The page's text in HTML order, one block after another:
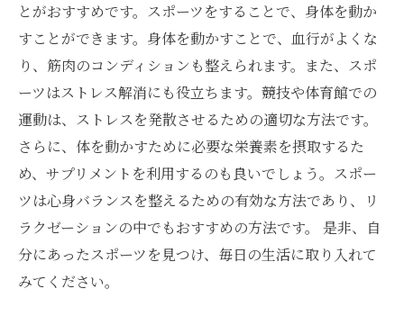
とがおすすめです。スポーツをすることで、身体を動か
すことができます。身体を動かすことで、血行がよくな
り、筋肉のコンディションも整えられます。また、スポ
ーツはストレス解消にも役立ちます。競技や体育館での
運動は、ストレスを発散させるための適切な方法です。
さらに、体を動かすために必要な栄養素を摂取するた
め、サプリメントを利用するのも良いでしょう。スポー
ツは心身バランスを整えるための有効な方法であり、リ
ラクゼーションの中でもおすすめの方法です。 是非、自
分にあったスポーツを見つけ、毎日の生活に取り入れて
みてください。